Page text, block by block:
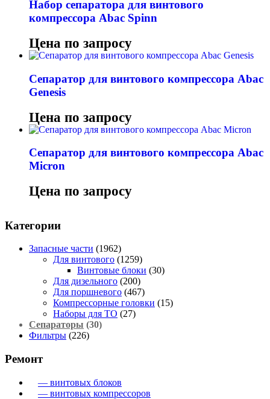
Набор сепаратора для винтового
компрессора Abac Spinn
Цена по запросу
Сепаратор для винтового компрессора Abac
Genesis
Цена по запросу
Сепаратор для винтового компрессора Abac
Micron
Цена по запросу
Категории
Запасные части (1962)
Для винтового (1259)
Винтовые блоки (30)
Для дизельного (200)
Для поршневого (467)
Компрессорные головки (15)
Наборы для ТО (27)
Сепараторы (30)
Фильтры (226)
Ремонт
— винтовых блоков
— винтовых компрессоров